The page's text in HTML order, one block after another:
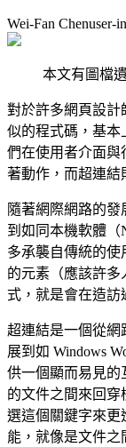
Wei-Fan Chenuser-
本文有圖檔
對於許多網頁設計
似的程式碼，基本
們在使用者介面與
著動作，而超連結
隨著網際網路的
到如同本機軟體（
多承襲自傳統的
的元素（應該許多
式，就是會在造訪
超連結是一個從網
展到如 Windows
供一個顯而易見的
的文件之間來回
選這個關鍵字來更
能，就像是文件